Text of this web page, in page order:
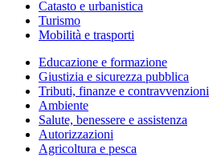
Catasto e urbanistica
Turismo
Mobilità e trasporti
Educazione e formazione
Giustizia e sicurezza pubblica
Tributi, finanze e contravvenzioni
Ambiente
Salute, benessere e assistenza
Autorizzazioni
Agricoltura e pesca